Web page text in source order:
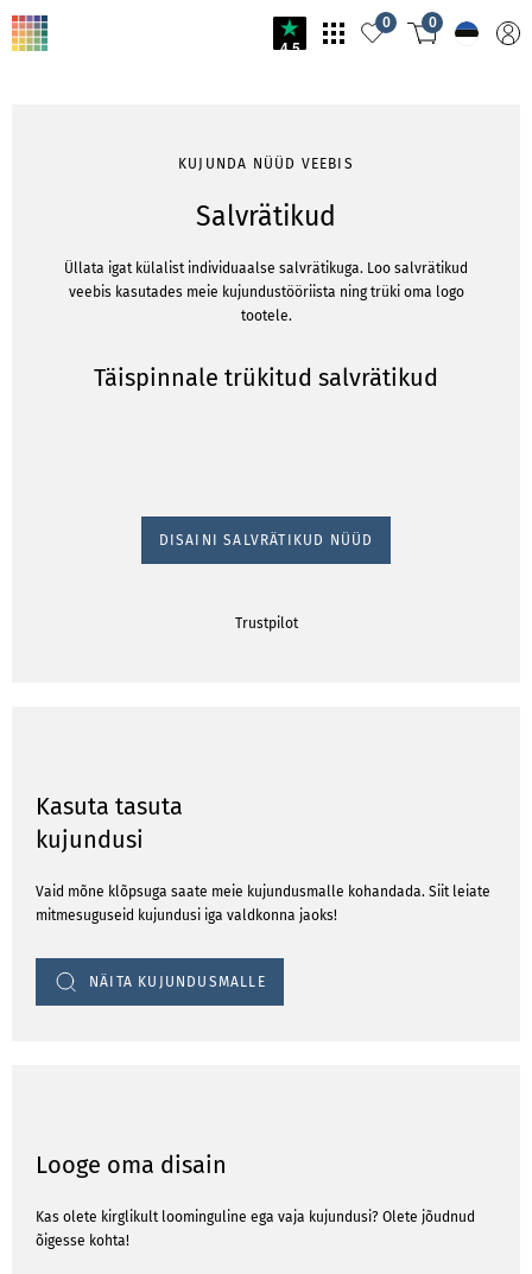
4.5
0 0
KUJUNDA NÜÜD VEEBIS
Salvrätikud
Üllata igat külalist individuaalse salvrätikuga. Loo salvrätikud
veebis kasutades meie kujundustööriista ning trüki oma logo
tootele.
Täispinnale trükitud salvrätikud
DISAINI SALVRÄTIKUD NÜÜD
Trustpilot
Kasuta tasuta
kujundusi
Vaid mõne klõpsuga saate meie kujundusmalle kohandada. Siit leiate
mitmesuguseid kujundusi iga valdkonna jaoks!
NÄITA KUJUNDUSMALLE
Looge oma disain
Kas olete kirglikult loominguline ega vaja kujundusi? Olete jõudnud
õigesse kohta!